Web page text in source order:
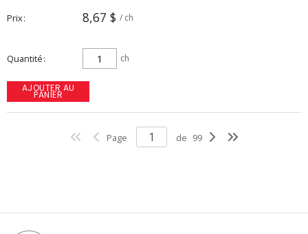
Prix 8,67 $ / ch
Quantité ch
AJOUTER AU
PANIER
Page de 99